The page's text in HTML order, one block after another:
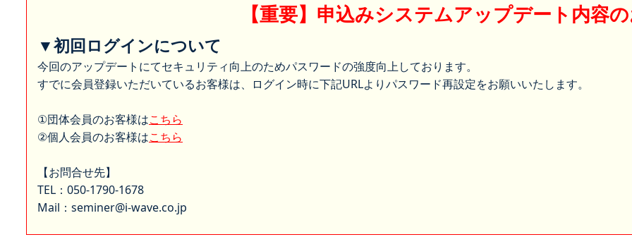
【重要】申込みシステムアップデート内容
▼初回ログインについて
今回のアップデートにてセキュリティ向上のためパスワードの強度向上しております。
すでに会員登録いただいているお客様は、ログイン時に下記URLよりパスワード再設定をお願いいたします。
①団体会員のお客様はこちら
②個人会員のお客様はこちら
【お問合せ先】
TEL：050-1790-1678
Mail：seminer@i-wave.co.jp